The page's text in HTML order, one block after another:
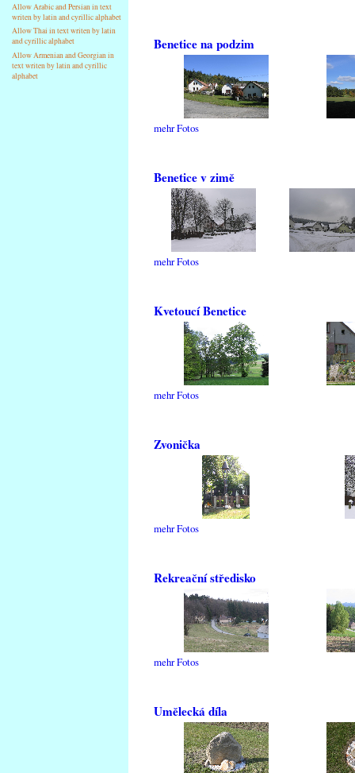
Allow Arabic and Persian in text
writen by latin and cyrillic alphabet
Allow Thai in text writen by latin
and cyrillic alphabet
Allow Armenian and Georgian in
text writen by latin and cyrillic
alphabet
Benetice na podzim
mehr Fotos
Benetice v zimě
mehr Fotos
Kvetoucí Benetice
mehr Fotos
Zvonička
mehr Fotos
Rekreační středisko
mehr Fotos
Umělecká díla